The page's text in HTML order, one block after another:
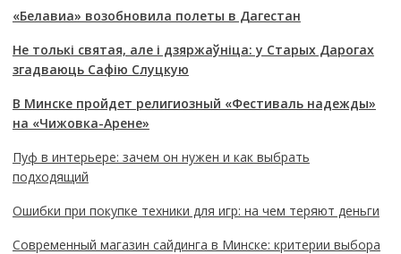
«Белавиа» возобновила полеты в Дагестан
Не толькі святая, але і дзяржаўніца: у Старых Дарогах
згадваюць Сафію Слуцкую
В Минске пройдет религиозный «Фестиваль надежды»
на «Чижовка-Арене»
Пуф в интерьере: зачем он нужен и как выбрать
подходящий
Ошибки при покупке техники для игр: на чем теряют деньги
Современный магазин сайдинга в Минске: критерии выбора